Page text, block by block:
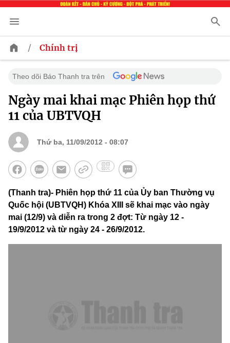
/ Chính trị
Theo dõi Báo Thanh tra trên
Ngày mai khai mạc Phiên họp thứ
11 của UBTVQH
Thứ ba, 11/09/2012 - 08:07
(Thanh tra)- Phiên họp thứ 11 của Ủy ban Thường vụ
Quốc hội (UBTVQH) Khóa XIII sẽ khai mạc vào ngày
mai (12/9) và diễn ra trong 2 đợt: Từ ngày 12 -
19/9/2012 và từ ngày 24 - 26/9/2012.